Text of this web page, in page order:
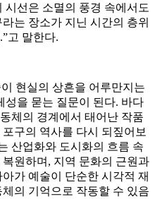
시선은 소멸의 풍경 속에서도
는 장소가 지닌 시간의 층위
고 말한다.
현실의 상흔을 어루만지는
성을 묻는 질문이 된다. 바다
체의 경계에서 태어난 작품
구의 역사를 다시 되짚어보
산업화와 도시화의 흐름 속
원하며, 지역 문화의 근원과
가 예술이 단순한 시각적 재
의 기억으로 작동할 수 있음